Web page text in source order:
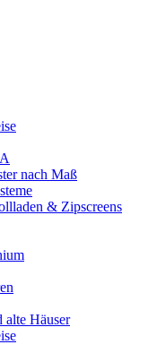
nach Maß
& Zipscreens
alte Häuser